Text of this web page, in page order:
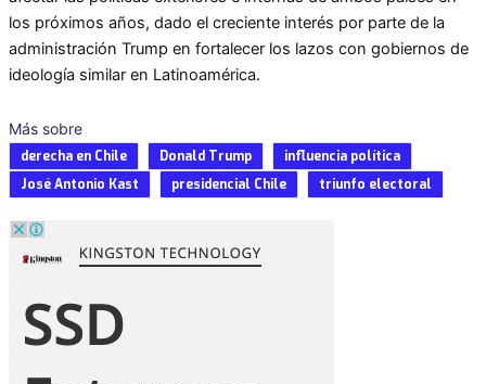
los próximos años, dado el creciente interés por parte de la
administración Trump en fortalecer los lazos con gobiernos de
ideología similar en Latinoamérica.
Más sobre
derecha en Chile Donald Trump
influencia política
José Antonio Kast
presidencial Chile triunfo electoral